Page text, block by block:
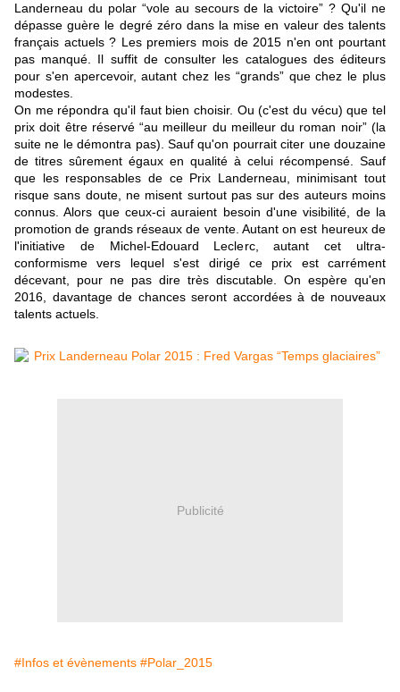
Landerneau du polar “vole au secours de la victoire” ? Qu'il ne
dépasse guère le degré zéro dans la mise en valeur des talents
français actuels ? Les premiers mois de 2015 n'en ont pourtant
pas manqué. Il suffit de consulter les catalogues des éditeurs
pour s'en apercevoir, autant chez les “grands” que chez le plus
modestes.
On me répondra qu'il faut bien choisir. Ou (c'est du vécu) que tel
prix doit être réservé “au meilleur du meilleur du roman noir” (la
suite ne le démontra pas). Sauf qu'on pourrait citer une douzaine
de titres sûrement égaux en qualité à celui récompensé. Sauf
que les responsables de ce Prix Landerneau, minimisant tout
risque sans doute, ne misent surtout pas sur des auteurs moins
connus. Alors que ceux-ci auraient besoin d'une visibilité, de la
promotion de grands réseaux de vente. Autant on est heureux de
l'initiative de Michel-Edouard Leclerc, autant cet ultra-
conformisme vers lequel s'est dirigé ce prix est carrément
décevant, pour ne pas dire très discutable. On espère qu'en
2016, davantage de chances seront accordées à de nouveaux
talents actuels.
Publicité
#Infos et évènements #Polar_2015